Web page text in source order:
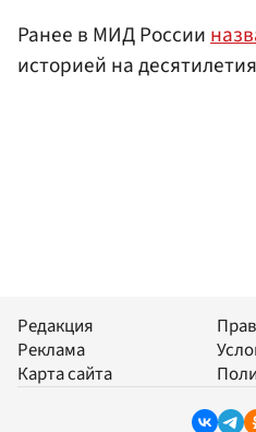
Ранее в МИД России
историей на
Редакция
Реклама
Карта сайта